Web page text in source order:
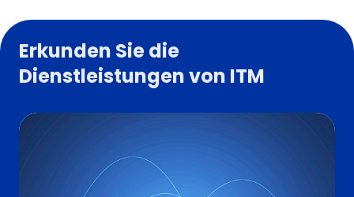
Erkunden Sie die
Dienstleistungen von ITM